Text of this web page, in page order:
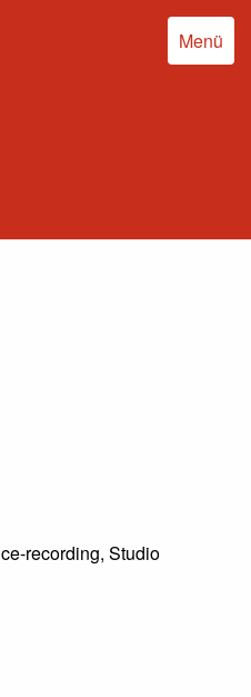
Menü
recording, Studio